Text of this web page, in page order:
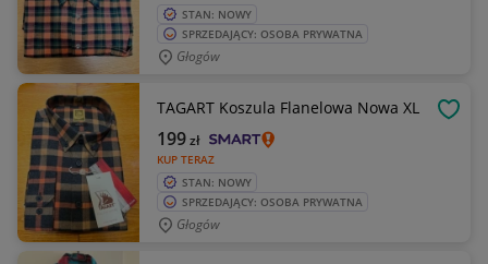
STAN: NOWY
SPRZEDAJĄCY: OSOBA PRYWATNA
Głogów
TAGART Koszula Flanelowa Nowa XL
KUP TERAZ
199zł
STAN: NOWY
SPRZEDAJĄCY: OSOBA PRYWATNA
Głogów